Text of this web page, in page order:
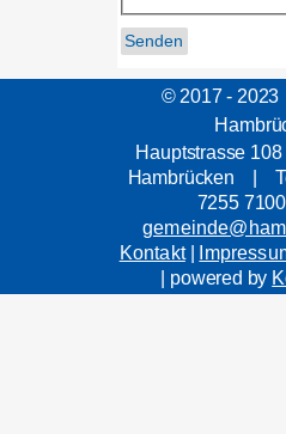
© 2017 - 2023
Hauptstrasse
Hambrücken |
7255
Kontakt|
| powered by